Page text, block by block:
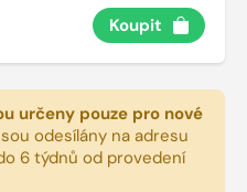
Koupit
určeny pouze pro nové
odesílány na adresu
6 týdnů od provedení